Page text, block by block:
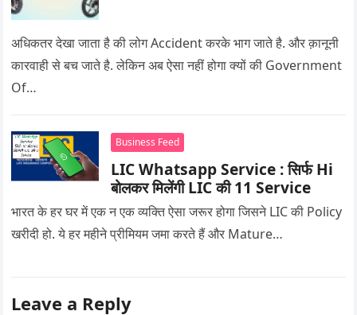
अधिकतर देखा जाता है की लोग Accident करके भाग जाते है. और क़ानूनी
कारवाही से बच जाते है. लेकिन अब ऐसा नहीं होगा क्यों की Government
Of…
Business Feed
LIC Whatsapp Service : सिर्फ Hi
बोलकर मिलेंगी LIC की 11 Service
भारत के हर घर में एक न एक व्यक्ति ऐसा जरूर होगा जिसने LIC की Policy
खरीदी हो. ये हर महीने प्रीमियम जमा करते हैं और Mature…
Leave a Reply